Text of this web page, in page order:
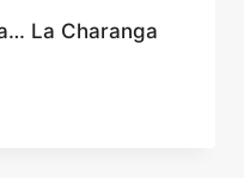
La Charanga